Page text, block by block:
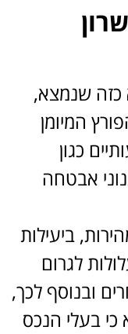
כזה שנמצא,
המיומן
כגון
אבטחה
ביעילות
לגרום
ובנוסף לכך,
כי בעלי הנכס